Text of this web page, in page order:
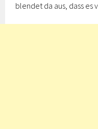
blendet da aus, dass es